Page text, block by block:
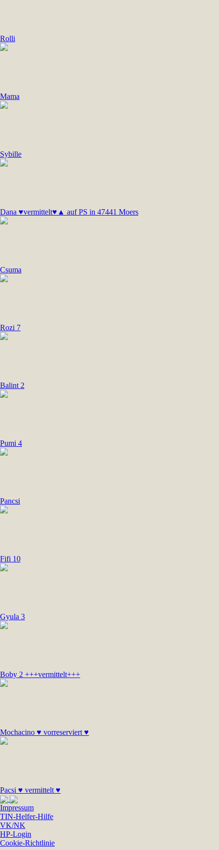
Rolli
Mama
Sybille
Dana ♥vermittelt♥▲ auf PS in 47441 Moers
Csuma
Rozi 7
Balint 2
Pumi 4
Pancsi
Fifi 10
Gyula 3
Boby 2 +++vermittelt+++
Mochacino ♥ vorreserviert ♥
Pacsi ♥ vermittelt ♥
Impressum
TIN-Helfer-Hilfe
VK/NK
HP-Login
Cookie-Richtlinie